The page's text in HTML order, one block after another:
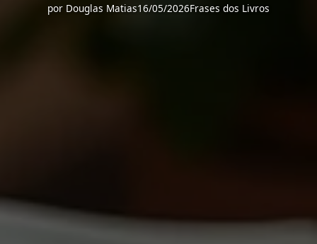
por Douglas Matias16/05/2026Frases dos Livros